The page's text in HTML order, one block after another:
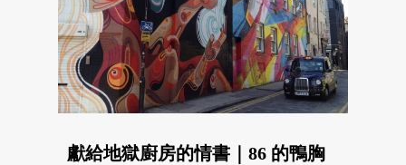
獻給地獄廚房的情書｜86 的鴨胸